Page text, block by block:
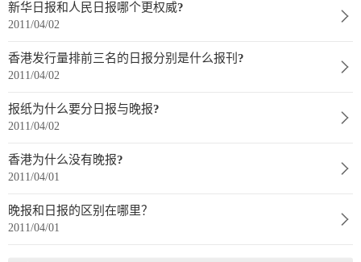
刊
全
报
刊
全
在
线
报
订
阅
格
报
新华日报和人民日报哪个更权威?
2011/04/02
香港发行量排前三名的日报分别是什么报刊?
2011/04/02
报纸为什么要分日报与晚报?
2011/04/02
香港为什么没有晚报?
2011/04/01
晚报和日报的区别在哪里？
2011/04/01